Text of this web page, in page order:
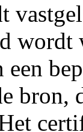
wordt
bron,